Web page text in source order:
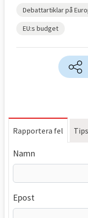
Debattartiklar på
EU:s budget
Rapportera fel
Namn
Epost